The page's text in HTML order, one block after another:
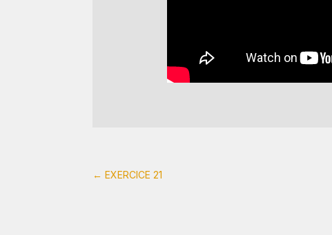
←EXERCICE 21